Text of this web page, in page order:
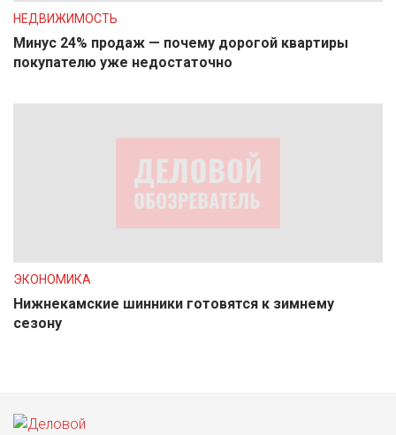
НЕДВИЖИМОСТЬ
Минус 24% продаж — почему дорогой квартиры
покупателю уже недостаточно
ЭКОНОМИКА
Нижнекамские шинники готовятся к зимнему
сезону